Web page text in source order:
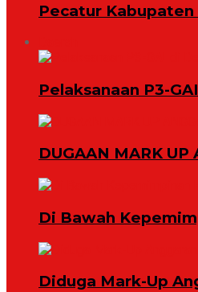
Pecatur
Pelaksanaan P3-
DUGAAN MARK UP
Di Bawah
Diduga Mark-Up